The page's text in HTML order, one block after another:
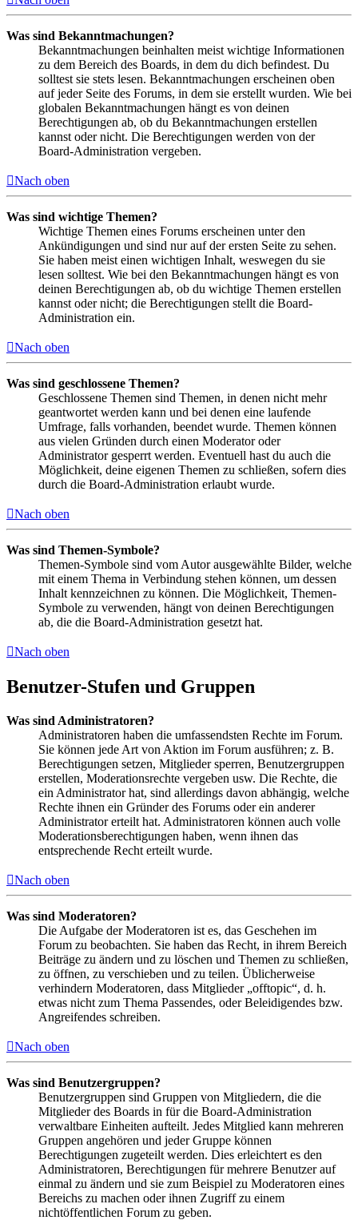
Was sind Bekanntmachungen?
Bekanntmachungen beinhalten meist wichtige Informationen
zu dem Bereich des Boards, in dem du dich befindest. Du
solltest sie stets lesen. Bekanntmachungen erscheinen oben
auf jeder Seite des Forums, in dem sie erstellt wurden. Wie bei
globalen Bekanntmachungen hängt es von deinen
Berechtigungen ab, ob du Bekanntmachungen erstellen
kannst oder nicht. Die Berechtigungen werden von der
Board-Administration vergeben.
Nach oben
Was sind wichtige Themen?
Wichtige Themen eines Forums erscheinen unter den
Ankündigungen und sind nur auf der ersten Seite zu sehen.
Sie haben meist einen wichtigen Inhalt, weswegen du sie
lesen solltest. Wie bei den Bekanntmachungen hängt es von
deinen Berechtigungen ab, ob du wichtige Themen erstellen
kannst oder nicht; die Berechtigungen stellt die Board-
Administration ein.
Nach oben
Was sind geschlossene Themen?
Geschlossene Themen sind Themen, in denen nicht mehr
geantwortet werden kann und bei denen eine laufende
Umfrage, falls vorhanden, beendet wurde. Themen können
aus vielen Gründen durch einen Moderator oder
Administrator gesperrt werden. Eventuell hast du auch die
Möglichkeit, deine eigenen Themen zu schließen, sofern dies
durch die Board-Administration erlaubt wurde.
Nach oben
Was sind Themen-Symbole?
Themen-Symbole sind vom Autor ausgewählte Bilder, welche
mit einem Thema in Verbindung stehen können, um dessen
Inhalt kennzeichnen zu können. Die Möglichkeit, Themen-
Symbole zu verwenden, hängt von deinen Berechtigungen
ab, die die Board-Administration gesetzt hat.
Nach oben
Benutzer-Stufen und Gruppen
Was sind Administratoren?
Administratoren haben die umfassendsten Rechte im Forum.
Sie können jede Art von Aktion im Forum ausführen; z. B.
Berechtigungen setzen, Mitglieder sperren, Benutzergruppen
erstellen, Moderationsrechte vergeben usw. Die Rechte, die
ein Administrator hat, sind allerdings davon abhängig, welche
Rechte ihnen ein Gründer des Forums oder ein anderer
Administrator erteilt hat. Administratoren können auch volle
Moderationsberechtigungen haben, wenn ihnen das
entsprechende Recht erteilt wurde.
Nach oben
Was sind Moderatoren?
Die Aufgabe der Moderatoren ist es, das Geschehen im
Forum zu beobachten. Sie haben das Recht, in ihrem Bereich
Beiträge zu ändern und zu löschen und Themen zu schließen,
zu öffnen, zu verschieben und zu teilen. Üblicherweise
verhindern Moderatoren, dass Mitglieder „offtopic“, d. h.
etwas nicht zum Thema Passendes, oder Beleidigendes bzw.
Angreifendes schreiben.
Nach oben
Was sind Benutzergruppen?
Benutzergruppen sind Gruppen von Mitgliedern, die die
Mitglieder des Boards in für die Board-Administration
verwaltbare Einheiten aufteilt. Jedes Mitglied kann mehreren
Gruppen angehören und jeder Gruppe können
Berechtigungen zugeteilt werden. Dies erleichtert es den
Administratoren, Berechtigungen für mehrere Benutzer auf
einmal zu ändern und sie zum Beispiel zu Moderatoren eines
Bereichs zu machen oder ihnen Zugriff zu einem
nichtöffentlichen Forum zu geben.